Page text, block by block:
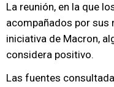
La reunión, en la que
acompañados por sus
iniciativa de Macron,
considera positivo.
Las fuentes